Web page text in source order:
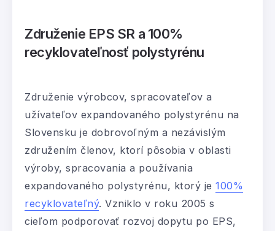
Združenie EPS SR a 100%
recyklovateľnosť polystyrénu
Združenie výrobcov, spracovateľov a
užívateľov expandovaného polystyrénu na
Slovensku je dobrovoľným a nezávislým
združením členov, ktorí pôsobia v oblasti
výroby, spracovania a používania
expandovaného polystyrénu, ktorý je 100%
recyklovateľný. Vzniklo v roku 2005 s
cieľom podporovať rozvoj dopytu po EPS,